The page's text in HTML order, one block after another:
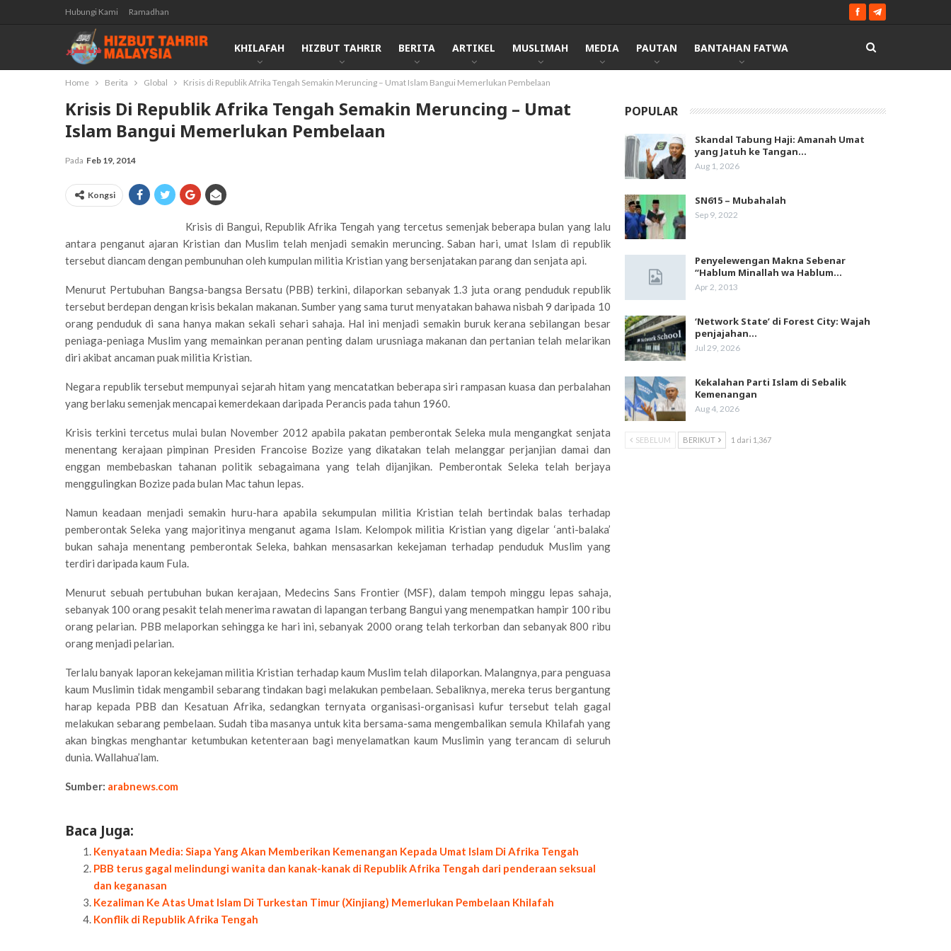
Hubungi Kami Ramadhan
KHILAFAH HIZBUT TAHRIR BERITA ARTIKEL MUSLIMAH MEDIA PAUTAN BANTAHAN FATWA
Home Berita Global Krisis di Republik Afrika Tengah Semakin Meruncing – Umat Islam Bangui Memerlukan Pembelaan
Krisis Di Republik Afrika Tengah Semakin Meruncing – Umat
Islam Bangui Memerlukan Pembelaan
Pada Feb 19, 2014
Kongsi
Krisis di Bangui, Republik Afrika Tengah yang tercetus semenjak beberapa bulan yang lalu
antara penganut ajaran Kristian dan Muslim telah menjadi semakin meruncing. Saban hari, umat Islam di republik
tersebut diancam dengan pembunuhan oleh kumpulan militia Kristian yang bersenjatakan parang dan senjata api.
Menurut Pertubuhan Bangsa-bangsa Bersatu (PBB) terkini, dilaporkan sebanyak 1.3 juta orang penduduk republik
tersebut berdepan dengan krisis bekalan makanan. Sumber yang sama turut menyatakan bahawa nisbah 9 daripada 10
orang penduduk di sana hanya makan sekali sehari sahaja. Hal ini menjadi semakin buruk kerana sebilangan besar
peniaga-peniaga Muslim yang memainkan peranan penting dalam urusniaga makanan dan pertanian telah melarikan
diri akibat ancaman puak militia Kristian.
Negara republik tersebut mempunyai sejarah hitam yang mencatatkan beberapa siri rampasan kuasa dan perbalahan
yang berlaku semenjak mencapai kemerdekaan daripada Perancis pada tahun 1960.
Krisis terkini tercetus mulai bulan November 2012 apabila pakatan pemberontak Seleka mula mengangkat senjata
menentang kerajaan pimpinan Presiden Francoise Bozize yang dikatakan telah melanggar perjanjian damai dan
enggan membebaskan tahanan politik sebagaimana yang telah dijanjikan. Pemberontak Seleka telah berjaya
menggulingkan Bozize pada bulan Mac tahun lepas.
Namun keadaan menjadi semakin huru-hara apabila sekumpulan militia Kristian telah bertindak balas terhadap
pemberontak Seleka yang majoritinya menganut agama Islam. Kelompok militia Kristian yang digelar ‘anti-balaka’
bukan sahaja menentang pemberontak Seleka, bahkan mensasarkan kekejaman terhadap penduduk Muslim yang
terdiri daripada kaum Fula.
Menurut sebuah pertubuhan bukan kerajaan, Medecins Sans Frontier (MSF), dalam tempoh minggu lepas sahaja,
sebanyak 100 orang pesakit telah menerima rawatan di lapangan terbang Bangui yang menempatkan hampir 100 ribu
orang pelarian. PBB melaporkan sehingga ke hari ini, sebanyak 2000 orang telah terkorban dan sebanyak 800 ribu
orang menjadi pelarian.
Terlalu banyak laporan kekejaman militia Kristian terhadap kaum Muslim telah dilaporkan. Malangnya, para penguasa
kaum Muslimin tidak mengambil sebarang tindakan bagi melakukan pembelaan. Sebaliknya, mereka terus bergantung
harap kepada PBB dan Kesatuan Afrika, sedangkan ternyata organisasi-organisasi kufur tersebut telah gagal
melakukan sebarang pembelaan. Sudah tiba masanya untuk kita bersama-sama mengembalikan semula Khilafah yang
akan bingkas menghantar ketumbukan ketenteraan bagi menyelamatkan kaum Muslimin yang terancam di seluruh
dunia. Wallahua’lam.
Sumber: arabnews.com
Baca Juga:
Kenyataan Media: Siapa Yang Akan Memberikan Kemenangan Kepada Umat Islam Di Afrika Tengah
PBB terus gagal melindungi wanita dan kanak-kanak di Republik Afrika Tengah dari penderaan seksual
dan keganasan
Kezaliman Ke Atas Umat Islam Di Turkestan Timur (Xinjiang) Memerlukan Pembelaan Khilafah
Konflik di Republik Afrika Tengah
POPULAR
Skandal Tabung Haji: Amanah Umat
yang Jatuh ke Tangan…
Aug 1, 2026
SN615 – Mubahalah
Sep 9, 2022
Penyelewengan Makna Sebenar
“Hablum Minallah wa Hablum…
Apr 2, 2013
‘Network State’ di Forest City: Wajah
penjajahan…
Jul 29, 2026
Kekalahan Parti Islam di Sebalik
Kemenangan
Aug 4, 2026
SEBELUM BERIKUT 1 dari 1,367